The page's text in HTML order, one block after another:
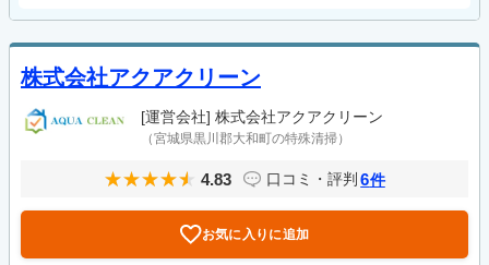
株式会社アクアクリーン
[運営会社] 株式会社アクアクリーン
（宮城県黒川郡大和町の特殊清掃）
4.83 口コミ・評判 6件
お気に入りに追加